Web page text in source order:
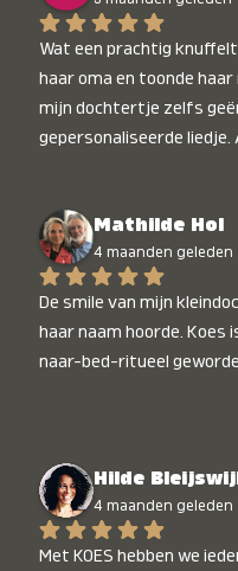
Wat een prachtig
haar oma en toonde
mijn dochtertje zelfs
gepersonaliseerde liedje.
Mathilde Hol
4 maanden geleden
De smile van mijn
haar naam hoorde. Koes
naar-bed-ritueel
Hilde
4 maanden geleden
Met KOES hebben we